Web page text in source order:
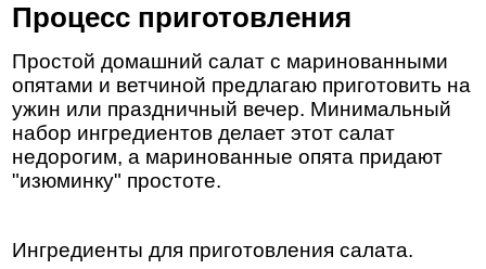
Процесс приготовления
Простой домашний салат с маринованными
опятами и ветчиной предлагаю приготовить на
ужин или праздничный вечер. Минимальный
набор ингредиентов делает этот салат
недорогим, а маринованные опята придают
"изюминку" простоте.
Ингредиенты для приготовления салата.